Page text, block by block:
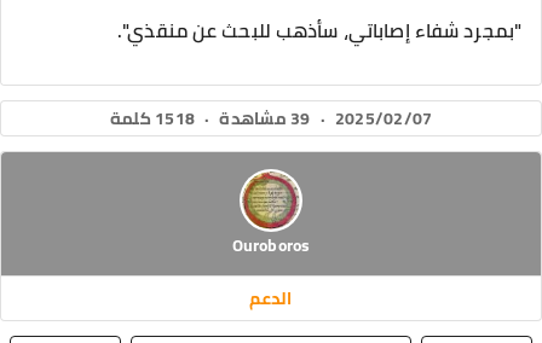
"بمجرد شفاء إصاباتي، سأذهب للبحث عن منقذي".
2025/02/07
· 39 مشاهدة · 1518 كلمة
Ouroboros
الدعم